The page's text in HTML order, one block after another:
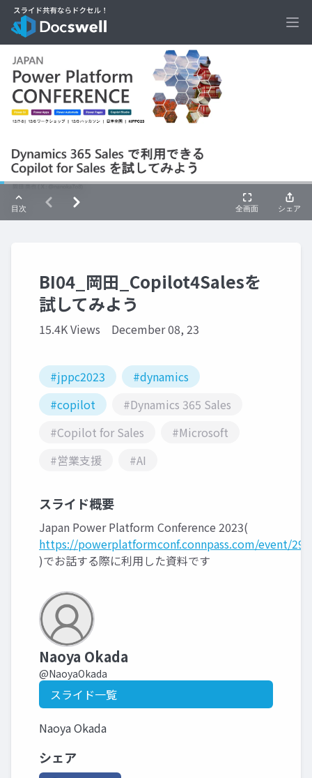
BI04_岡田_Copilot4Salesを
試してみよう
15.4K Views December 08, 23
#jppc2023
#dynamics
#copilot
#Dynamics 365 Sales
#Copilot for Sales
#Microsoft
#営業支援
#AI
スライド概要
Japan Power Platform Conference 2023(
https://powerplatformconf.connpass.com/event/
)でお話する際に利用した資料です
Naoya Okada
@NaoyaOkada
スライド一覧
Naoya Okada
シェア